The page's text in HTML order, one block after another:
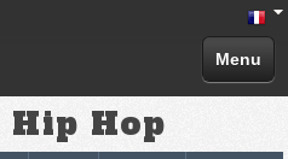
Menu
Hip Hop